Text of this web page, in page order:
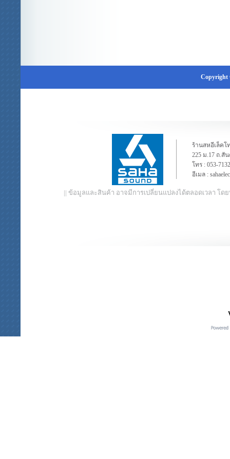
Copyright
ร้านสหอีเล็คโ
225 ม.17 ถ.สั
โทร : 053-
อีเมล :
|| ข้อมูลและสินค้า อาจมีการเปลี่ยนแปลงได้ตลอดเวลา โ